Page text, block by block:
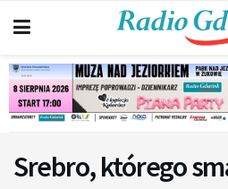
Srebro, którego